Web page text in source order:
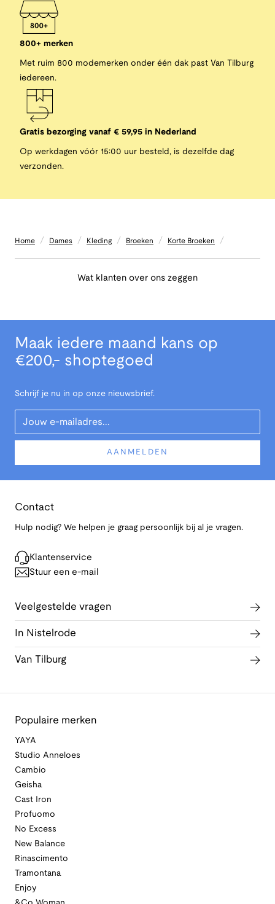
800+ merken
Met ruim 800 modemerken onder één dak past Van Tilburg
iedereen.
Gratis bezorging vanaf € 59,95 in Nederland
Op werkdagen vóór 15:00 uur besteld, is dezelfde dag
verzonden.
Home / Dames / Kleding / Broeken / Korte Broeken /
Wat klanten over ons zeggen
Maak iedere maand kans op
€200,- shoptegoed
Schrijf je nu in op onze nieuwsbrief.
Your Email
AANMELDEN
Contact
Hulp nodig? We helpen je graag persoonlijk bij al je vragen.
Klantenservice
Stuur een e-mail
Veelgestelde vragen
In Nistelrode
Van Tilburg
Populaire merken
YAYA
Studio Anneloes
Cambio
Geisha
Cast Iron
Profuomo
No Excess
New Balance
Rinascimento
Tramontana
Enjoy